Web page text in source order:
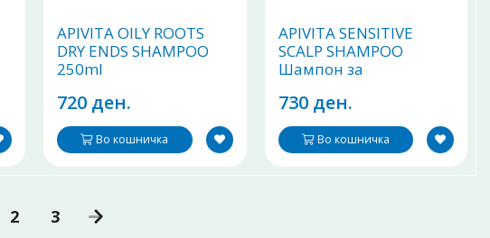
APIVITA OILY ROOTS
DRY ENDS SHAMPOO
250ml
720 ден.
Во кошничка
APIVITA SENSITIVE
SCALP SHAMPOO
Шампон за
250ml
730 ден.
Во кошничка
2 3